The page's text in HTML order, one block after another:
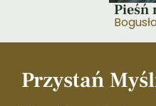
Pieśń
Przystań